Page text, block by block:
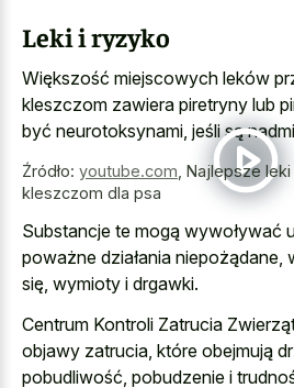
Leki i ryzyko
Większość miejscowych leków
kleszczom zawiera piretryny lub
być neurotoksynami, jeśli są
Źródło: youtube.com Najlepsze leki
kleszczom dla psa
Substancje te mogą wywoływać
poważne działania niepożądane,
się, wymioty i drgawki.
Centrum Kontroli Zatrucia
objawy zatrucia, które obejmują
pobudliwość, pobudzenie i